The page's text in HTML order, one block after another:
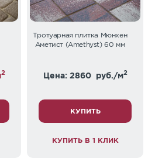
2
Тротуарная плитка Мюнхен
Аметист (Amethyst) 60 мм
Цена: 2860 руб./м2
КУПИТЬ
КУПИТЬ В 1 КЛИК